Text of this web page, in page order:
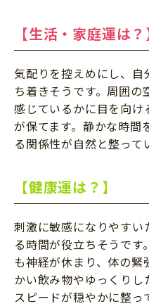
【生活・家庭運は？
気配りを控えめにし、
ち着きそうです。周囲の
感じているかに目を向
が保てます。静かな時間
る関係性が自然と整って
【健康運は？】
刺激に敏感になりやす
る時間が役立ちそうで
も神経が休まり、体の緊
かい飲み物やゆっくり
スピードが穏やかに整っ